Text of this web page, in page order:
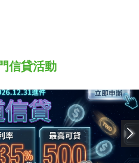
信貸活動